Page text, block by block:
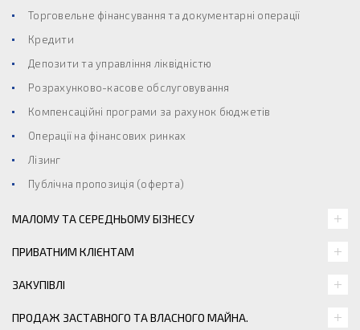
Торговельне фінансування та документарні операції
Кредити
Депозити та управління ліквідністю
Розрахунково-касове обслуговування
Компенсаційні програми за рахунок бюджетів
Операції на фінансових ринках
Лізинг
Публічна пропозиція (оферта)
МАЛОМУ ТА СЕРЕДНЬОМУ БІЗНЕСУ
ПРИВАТНИМ КЛІЄНТАМ
ЗАКУПІВЛІ
ПРОДАЖ ЗАСТАВНОГО ТА ВЛАСНОГО МАЙНА.